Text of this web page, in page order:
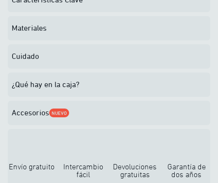
Materiales
Cuidado
¿Qué hay en la caja?
Accesorios NUEVO
Envío gratuito
Intercambio
fácil
Devoluciones
gratuitas
Garantía de
dos años